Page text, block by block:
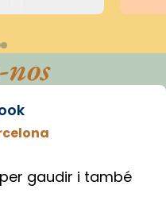
gaudir i també